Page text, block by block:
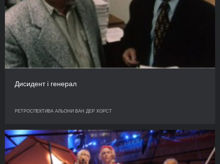
Дисидент і генерал
РЕТРОСПЕКТИВА АЛЬОНИ ВАН ДЕР ХОРСТ